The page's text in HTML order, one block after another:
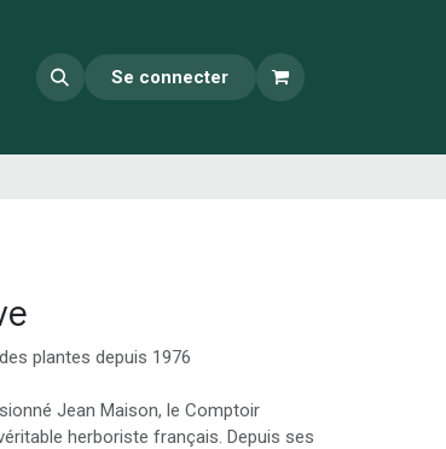
Se connecter
plantes depuis 1976
Jean Maison, le Comptoir
herboriste français. Depuis ses